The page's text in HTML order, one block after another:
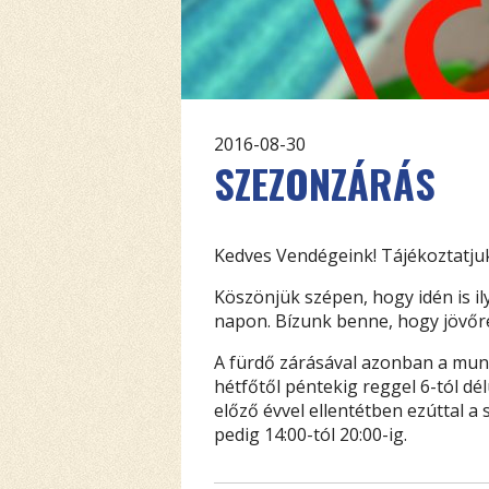
2016-08-30
SZEZONZÁRÁS
Kedves Vendégeink!
Köszönjük szépen, hogy idén is
napon. Bízunk benne, hogy
A fürdő zárásával azonban a
hétfőtől péntekig reggel 6-tól
előző évvel ellentétben ezúttal a
pedig 14:00-tól 20:00-ig.